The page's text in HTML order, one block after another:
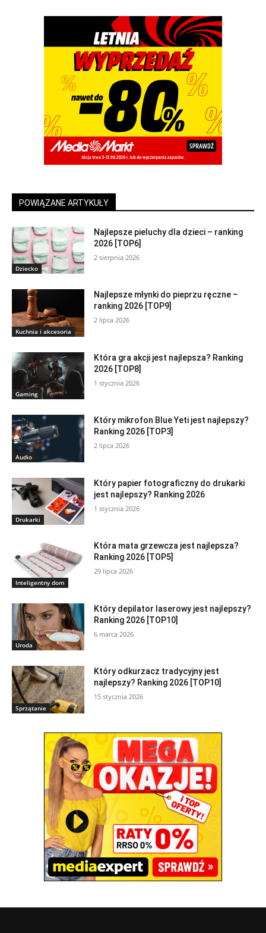
POWIĄZANE ARTYKUŁY
Dziecko
Najlepsze pieluchy dla dzieci – ranking
2026 [TOP6]
2 sierpnia 2026
Kuchnia i akcesoria
Najlepsze młynki do pieprzu ręczne –
ranking 2026 [TOP9]
2 lipca 2026
Gaming
Która gra akcji jest najlepsza? Ranking
2026 [TOP8]
1 stycznia 2026
Audio
Który mikrofon Blue Yeti jest najlepszy?
Ranking 2026 [TOP3]
2 lipca 2026
Drukarki
Który papier fotograficzny do drukarki
jest najlepszy? Ranking 2026
1 stycznia 2026
Inteligentny dom
Która mata grzewcza jest najlepsza?
Ranking 2026 [TOP5]
29 lipca 2026
Uroda
Który depilator laserowy jest najlepszy?
Ranking 2026 [TOP10]
6 marca 2026
Sprzątanie
Który odkurzacz tradycyjny jest
najlepszy? Ranking 2026 [TOP10]
15 stycznia 2026